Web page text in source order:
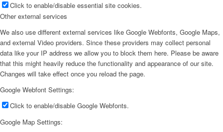
Click to enable/disable essential site cookies.
Other external services
We also use different external services like Google Webfonts, Google Maps,
and external Video providers. Since these providers may collect personal
data like your IP address we allow you to block them here. Please be aware
that this might heavily reduce the functionality and appearance of our site.
Changes will take effect once you reload the page.
Google Webfont Settings:
Click to enable/disable Google Webfonts.
Google Map Settings: